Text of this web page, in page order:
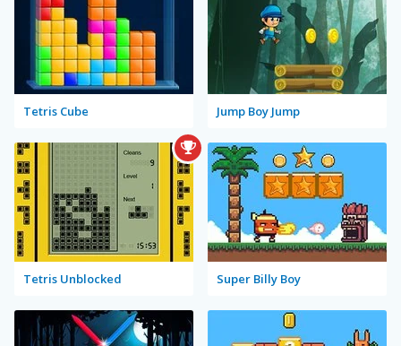
Tetris Cube Jump Boy Jump
Tetris Unblocked Super Billy Boy